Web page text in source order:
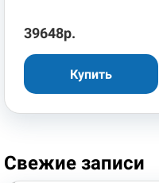
39648р.
Свежие записи